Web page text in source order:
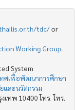
tdc/or
Working Group
System
ทศเพื่อพัฒนาการศึกษา
และนวัตกรรม
เทพ 10400 โทร. โทร.